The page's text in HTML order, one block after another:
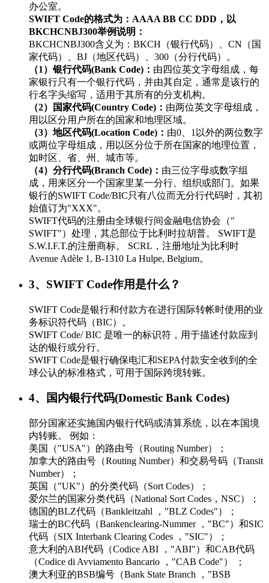
办公室。
SWIFT Code的格式为：AAAA BB CC DDD，以
BKCHCNBJ300举例说明：
BKCHCNBJ300含义为：BKCH（银行代码）、CN（国
家代码）、BJ（地区代码）、300（分行代码）。
（1）银行代码(Bank Code)： 由四位英文字母组成，每
家银行只有一个银行代码，并由其自定，通常是该行的
行名字头缩写，适用于其所有的分支机构。
（2）国家代码(Country Code)： 由两位英文字母组成，
用以区分用户所在的国家和地理区域。
（3）地区代码(Location Code)： 由0、1以外的两位数字
或两位字母组成，用以区分位于所在国家的地理位置，
如时区、省、州、城市等。
（4）分行代码(Branch Code)： 由三位字母或数字组
成，用来区分一个国家里某一分行、组织或部门。如果
银行的SWIFT Code/BIC只有八位而无分行代码时，其初
始值订为"XXX"。
SWIFT代码的注册由全球银行间金融电信协会（"
SWIFT"）处理，其总部位于比利时拉胡普。 SWIFT是
S.W.I.F.T.的注册商标。 SCRL，注册地址为比利时
Avenue Adèle 1, B-1310 La Hulpe, Belgium。
3、SWIFT Code作用是什么？
SWIFT Code是银行和付款方在进行国际转帐时使用的业
务标识符代码（BIC）。
SWIFT Code/ BIC 是唯一的标识符，用于描述付款应到
达的银行或分行。
SWIFT Code是银行确保电汇和SEPA付款安全收到的全
球公认的标准格式，可用于国际跨境转账。
4、国内银行代码(Domestic Bank Codes)
部分国家还实施国内银行代码或清算系统，以在本国境
内转账。 例如：
美国（"USA"）的路由号（Routing Number）；
加拿大的路由号（Routing Number）和交易号码（Transit
Number）；
英国（"UK"）的分类代码（Sort Codes）；
爱尔兰的国家分类代码（National Sort Codes，NSC）；
德国的BLZ代码（Bankleitzahl ，"BLZ Codes"）；
瑞士的BC代码（Bankenclearing-Nummer ，"BC"）和SIC
代码（SIX Interbank Clearing Codes ，"SIC"）；
意大利的ABI代码（Codice ABI ，"ABI"）和CAB代码
（Codice di Avviamento Bancario ，"CAB Code"） ；
澳大利亚的BSB编号（Bank State Branch ，"BSB